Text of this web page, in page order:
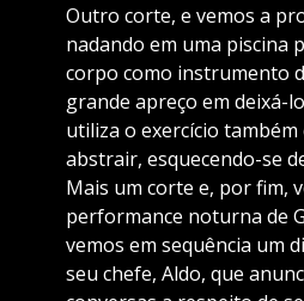
Outro corte, e vemos a
nadando em uma piscina
corpo como instrumento
grande apreço em deixá-
utiliza o exercício
abstrair, esquecendo-se
Mais um corte e, por fim,
performance noturna de
vemos em sequência um
seu chefe, Aldo, que